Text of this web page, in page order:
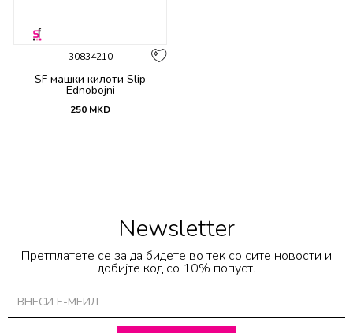
30834210
SF машки килоти Slip
Ednobojni
250 MKD
Newsletter
Претплатете се за да бидете во тек со сите новости и
добијте код со 10% попуст.